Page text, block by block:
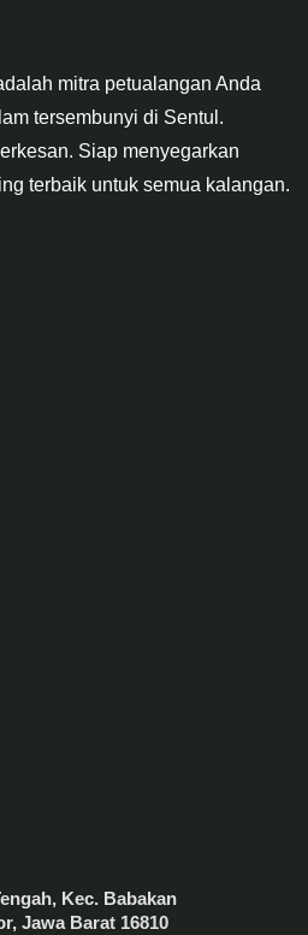
mitra petualangan Anda
tersembunyi di Sentul.
Siap menyegarkan
terbaik untuk semua kalangan.
Kec. Babakan
Jawa Barat 16810